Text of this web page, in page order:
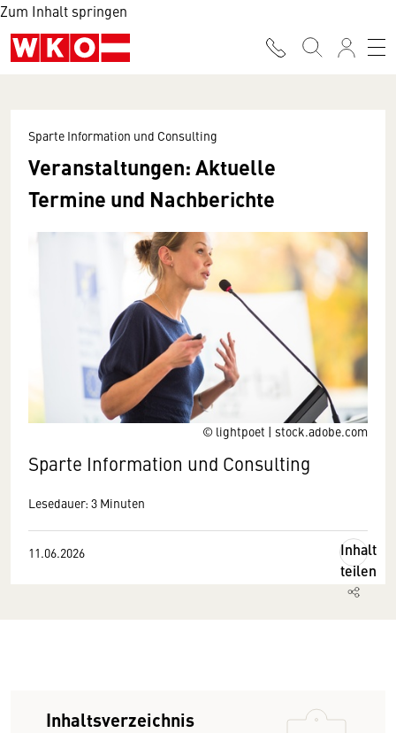
Zum Inhalt springen
© lightpoet | stock.adobe.com
Sparte Information und Consulting
Veranstaltungen: Aktuelle
Termine und Nachberichte
Sparte Information und Consulting
Lesedauer: 3 Minuten
11.06.2026
Inhalt
teilen
Inhaltsverzeichnis